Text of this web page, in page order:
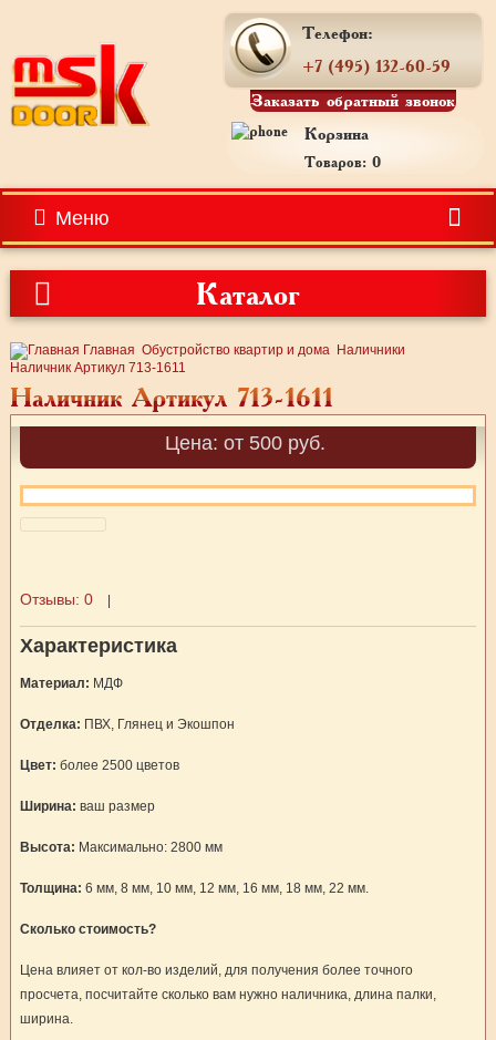
Телефон:
+7 (495) 132-60-59
Заказать обратный звонок
Корзина
Товаров: 0
Меню
Каталог
Главная Обустройство квартир и дома Наличники
Наличник Артикул 713-1611
Наличник Артикул 713-1611
Цена: от 500 руб.
Отзывы: 0
Характеристика
Материал: МДФ
Отделка: ПВХ, Глянец и Экошпон
Цвет: более 2500 цветов
Ширина: ваш размер
Высота: Максимально: 2800 мм
Толщина: 6 мм, 8 мм, 10 мм, 12 мм, 16 мм, 18 мм, 22 мм.
Сколько стоимость?
Цена влияет от кол-во изделий, для получения более точного
просчета, посчитайте сколько вам нужно наличника, длина палки,
ширина.